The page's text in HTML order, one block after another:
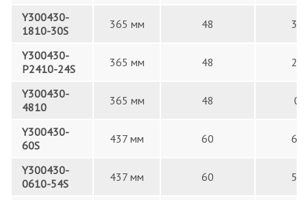
Y300430-
1810-30S
365 мм 48 30
Y300430-
P2410-24S
365 мм 48 24
Y300430-
4810
365 мм 48 0
Y300430-
60S
437 мм 60 60
Y300430-
0610-54S
437 мм 60 54